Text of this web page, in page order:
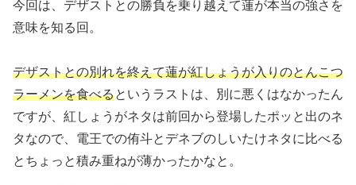
今回は、デザストとの勝負を乗り越えて蓮が本当の強さを
意味を知る回。
デザストとの別れを終えて蓮が紅しょうが入りのとんこつ
ラーメンを食べるというラストは、別に悪くはなかったん
ですが、紅しょうがネタは前回から登場したポッと出のネ
タなので、電王での侑斗とデネブのしいたけネタに比べる
とちょっと積み重ねが薄かったかなと。